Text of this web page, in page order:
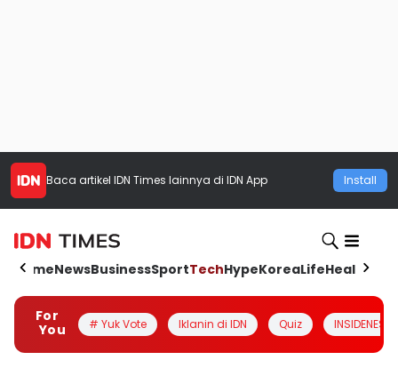
Baca artikel IDN Times lainnya di IDN App Install
HomeNewsBusinessSportTechHypeKoreaLifeHealth
For
You
# Yuk Vote Iklanin di IDN Quiz INSIDENESIA